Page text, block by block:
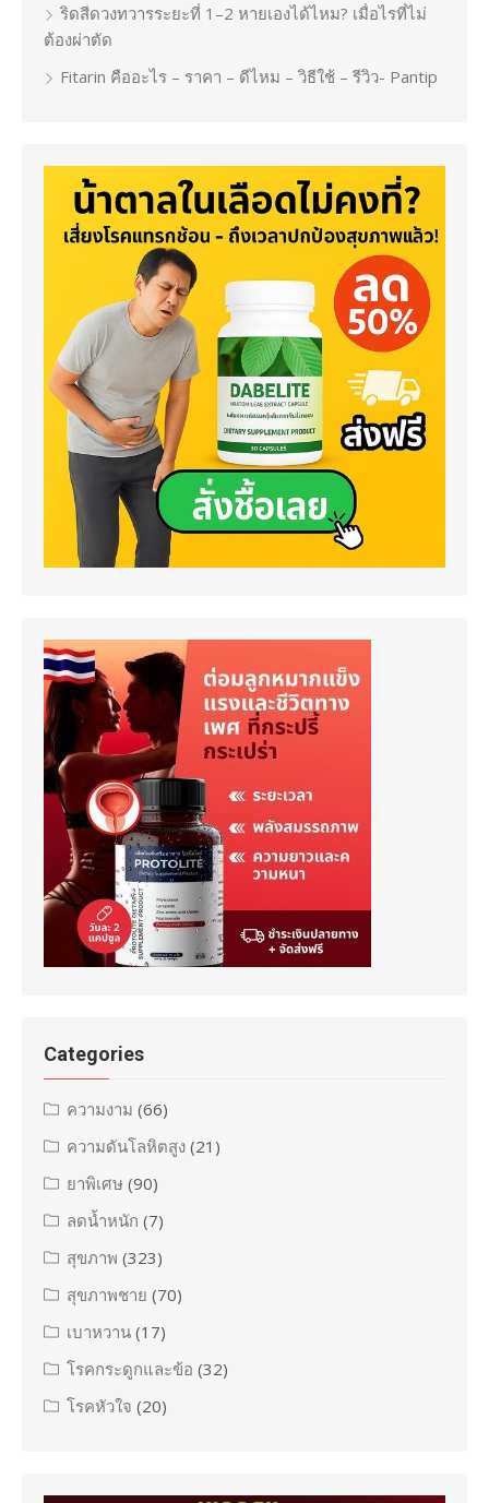
ริดสีดวงทวารระยะที่ 1–2 หายเองได้ไหม? เมื่อไรที่ไม่
ต้องผ่าตัด
Fitarin คืออะไร – ราคา – ดีไหม – วิธีใช้ – รีวิว- Pantip
Categories
ความงาม (66)
ความดันโลหิตสูง (21)
ยาพิเศษ (90)
ลดน้ำหนัก (7)
สุขภาพ (323)
สุขภาพชาย (70)
เบาหวาน (17)
โรคกระดูกและข้อ (32)
โรคหัวใจ (20)